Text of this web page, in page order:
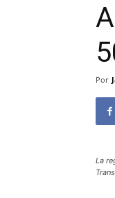
Por
La